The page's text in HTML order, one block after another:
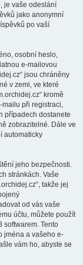
je vaše odeslání
jako anonymní
po vaší
osobní heslo,
e-mailovou
jsou chráněny
v zemi, ve které
kromě
při registraci,
případech dostanete
zobrazitelné. Dále ve
automaticky
jeho bezpečnosti.
stránkách. Vaše
takže jej
od vás vaše
účtu, můžete použít
softwarem. Tento
jména a vašeho e-
vám ho, abyste se